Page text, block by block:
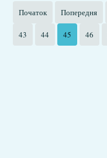
Початок
Попередня
43 44 45 46